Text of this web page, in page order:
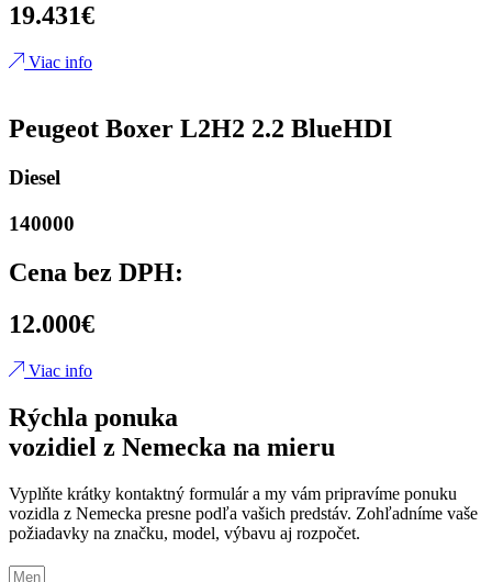
19.431€
Viac info
Peugeot Boxer L2H2 2.2 BlueHDI
Diesel
140000
Cena bez DPH:
12.000€
Viac info
Rýchla ponuka
vozidiel z Nemecka na mieru
Vyplňte krátky kontaktný formulár a my vám pripravíme ponuku
vozidla z Nemecka presne podľa vašich predstáv. Zohľadníme vaše
požiadavky na značku, model, výbavu aj rozpočet.